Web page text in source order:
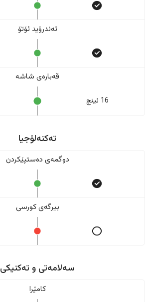
ئەندرۆید ئۆتۆ
قەبارەی شاشە
16 ئینج
تەکنەلۆجیا
دوگمەی دەستپێکردن
بیرگەی کورسی
سەلامەتی و تەکنیکی
کامێرا